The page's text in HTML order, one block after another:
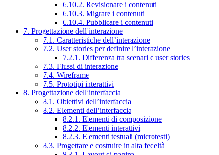
6.10.2. Revisionare i contenuti
6.10.3. Migrare i contenuti
6.10.4. Pubblicare i contenuti
7. Progettazione dell’interazione
7.1. Caratteristiche dell’interazione
7.2. User stories per definire l’interazione
7.2.1. Differenza tra scenari e user stories
7.3. Flussi di interazione
7.4. Wireframe
7.5. Prototipi interattivi
8. Progettazione dell’interfaccia
8.1. Obiettivi dell’interfaccia
8.2. Elementi dell’interfaccia
8.2.1. Elementi di composizione
8.2.2. Elementi interattivi
8.2.3. Elementi testuali (microtesti)
8.3. Progettare e costruire in alta fedeltà